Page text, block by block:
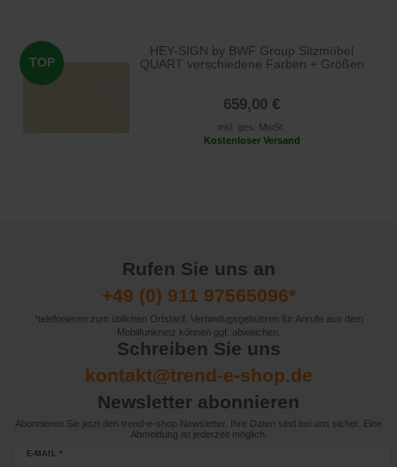
TOP
HEY-SIGN by BWF Group Sitzmöbel
QUART verschiedene Farben + Größen
659,00 €
inkl. ges. MwSt.
Kostenloser Versand
Rufen Sie uns an
+49 (0) 911 97565096*
*telefonieren zum üblichen Ortstarif. Verbindugsgebühren für Anrufe aus dem
Mobilfunknetz können ggf. abweichen.
Schreiben Sie uns
kontakt@trend-e-shop.de
Newsletter abonnieren
Abonnieren Sie jetzt den trend-e-shop Newsletter. Ihre Daten sind bei uns sicher. Eine
Abmeldung ist jederzeit möglich.
E-MAIL *